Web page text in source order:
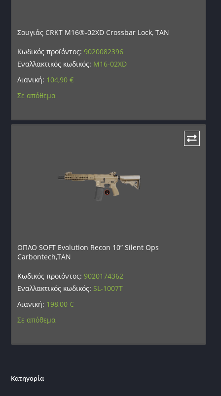
Σουγιάς CRKT M16®-02XD Crossbar Lock, TAN
Κωδικός προϊόντος:9020082396
Εναλλακτικός κωδικός: M16-02XD
Λιανική: 104,90€
Σε απόθεμα
ΟΠΛΟ SOFT Evolution Recon 10” Silent Ops
Carbontech,TAN
Κωδικός προϊόντος:9020174362
Εναλλακτικός κωδικός: SL-1007T
Λιανική: 198,00€
Σε απόθεμα
Κατηγορία